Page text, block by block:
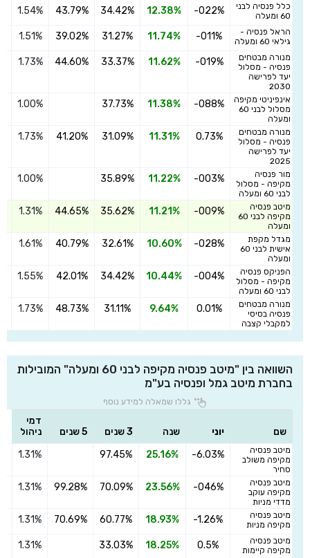
כלל פנסיה לבני
60 ומעלה
-022%
12.38%
34.42%
43.79%
1.54%
הראל פנסיה -
גילאי 60 ומעלה
-011%
11.74%
31.27%
39.02%
1.51%
מנורה מבטחים
פנסיה - מסלול
יעד לפרישה
2030
-019%
11.62%
33.37%
44.60%
1.73%
אינפיניטי מקיפה
מסלול לבני 60
ומעלה
-088%
11.38%
37.73%
1.00%
מנורה מבטחים
פנסיה - מסלול
יעד לפרישה
2025
0.73%
11.31%
31.09%
41.20%
1.73%
מור פנסיה
מקיפה - מסלול
לבני 60 ומעלה
-003%
11.22%
35.89%
1.00%
מיטב פנסיה
מקיפה לבני 60
ומעלה
-009%
11.21%
35.62%
44.65%
1.31%
מגדל מקפת
אישית לבני 60
ומעלה
-028%
10.60%
32.61%
40.79%
1.61%
הפניקס פנסיה
מקיפה - מסלול
לבני 60 ומעלה
-004%
10.44%
34.42%
42.01%
1.55%
מנורה מבטחים
פנסיה בסיסי
למקבלי קצבה
0.01%
9.64%
31.11%
48.73%
1.73%
השוואה בין "מיטב פנסיה מקיפה לבני 60 ומעלה" המובילות
בחברת מיטב גמל ופנסיה בע"מ
גללו שמאלה למידע נוסף
שם יוני שנה 3 שנים 5 שנים
דמי
ניהול
מיטב פנסיה
מקיפה משולב
סחיר
-6.03%
25.16%
97.45%
1.31%
מיטב פנסיה
מקיפה עוקב
מדדי מניות
-046%
23.56%
70.09%
99.28%
1.31%
מיטב פנסיה
מקיפה מניות
-1.26%
18.93%
60.77%
70.69%
1.31%
מיטב פנסיה
מקיפה קיימות
0.5%
18.25%
33.03%
1.31%